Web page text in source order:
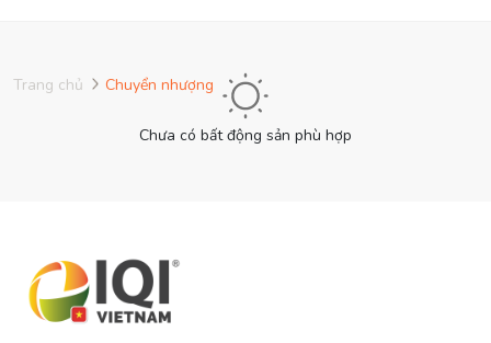
Trang chủ Chuyển nhượng
Chưa có bất động sản phù hợp